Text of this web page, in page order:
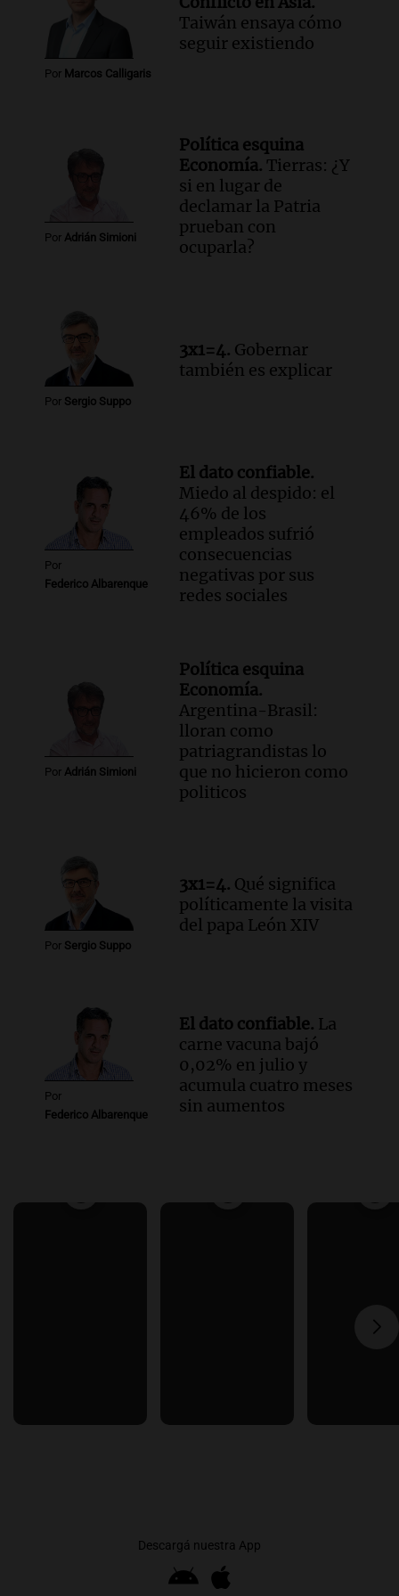
Informados al regreso
Episodios
Audio.Debate en el Senado y protesta
en Rosario contra la ley de Propiedad
Audio. Manifestación en Rosario contra
la ley de Propiedad Privada debatida en
Viva la Radio Rosario
relato mentiroso"
Informados al regreso
Episodios
Por Marcos Calligaris
Taiwán ensaya cómo
seguir existiendo
Por Adrián Simioni
Política esquina
Economía. Tierras: ¿Y
si en lugar de
declamar la Patria
prueban con
ocuparla?
Por Sergio Suppo
3x1=4. Gobernar
también es explicar
Por
Federico Albarenque
El dato confiable.
Miedo al despido: el
46% de los
empleados sufrió
consecuencias
negativas por sus
redes sociales
Por Adrián Simioni
Política esquina
Economía.
Argentina-Brasil:
lloran como
patriagrandistas lo
que no hicieron como
politicos
Por Sergio Suppo
3x1=4. Qué significa
políticamente la visita
del papa León XIV
Por
Federico Albarenque
El dato confiable. La
carne vacuna bajó
0,02% en julio y
acumula cuatro meses
sin aumentos
Descargá nuestra App